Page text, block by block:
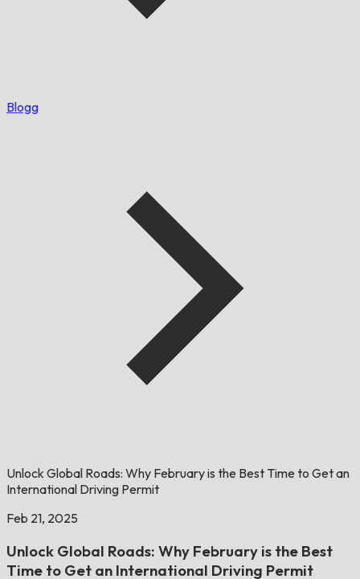
Blogg
Unlock Global Roads: Why February is the Best Time to Get an
International Driving Permit
Feb 21, 2025
Unlock Global Roads: Why February is the Best
Time to Get an International Driving Permit